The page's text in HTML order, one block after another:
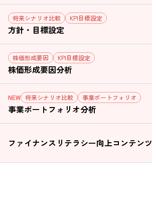
将来シナリオ比較 KPI目標設定
方針・目標設定
株価形成要因 KPI目標設定
株価形成要因分析
NEW 将来シナリオ比較 事業ポートフォリオ
事業ポートフォリオ分析
ファイナンスリテラシー向上コンテンツ